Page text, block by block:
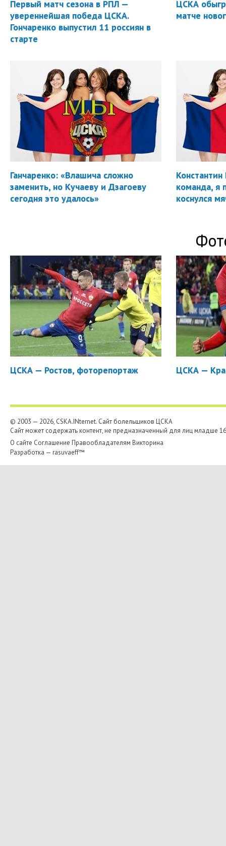
Первый матч сезона в РПЛ —
увереннейшая победа ЦСКА.
Гончаренко выпустил 11 россиян в
старте
ЦСКА
матче
Ганчаренко: «Влашича сложно
заменить, но Кучаеву и Дзагоеву
сегодня это удалось»
Константин
команда, я
коснулся
ЦСКА — Ростов, фоторепортаж ЦСКА —
© 2003 — 2026, CSKA.INternet. Cайт болельщиков ЦСКА
Сайт может содержать контент, не предназначенный для лиц младше
О сайте Соглашение Правообладателям Викторина
Разработка — rasuvaeff™